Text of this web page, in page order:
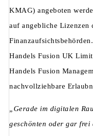
KMAG) angeboten
auf angebliche Lizenzen
Handels Fusion UK
Handels Fusion
nachvollziehbare
„Gerade im digitalen
geschönten oder gar frei